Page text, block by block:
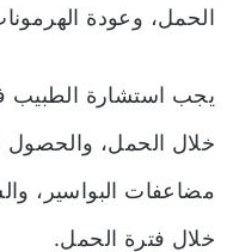
الحمل، وعودة
يجب استشارة الطبيب
خلال الحمل،
مضاعفات البواسير،
خلال فترة الحمل.